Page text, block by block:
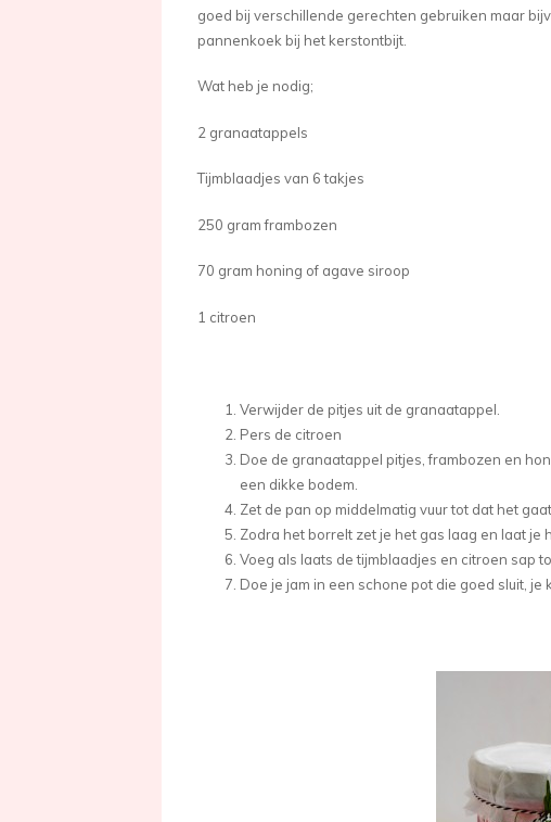
goed bij verschillende gerechten gebruiken maar
pannenkoek bij het kerstontbijt.
Wat heb je nodig;
2 granaatappels
Tijmblaadjes van 6 takjes
250 gram frambozen
70 gram honing of agave siroop
1 citroen
Verwijder de pitjes uit de granaatappel.
Pers de citroen
Doe de granaatappel pitjes, frambozen en
een dikke bodem.
Zet de pan op middelmatig vuur tot dat het
Zodra het borrelt zet je het gas laag en laat je
Voeg als laats de tijmblaadjes en citroen sap
Doe je jam in een schone pot die goed sluit,